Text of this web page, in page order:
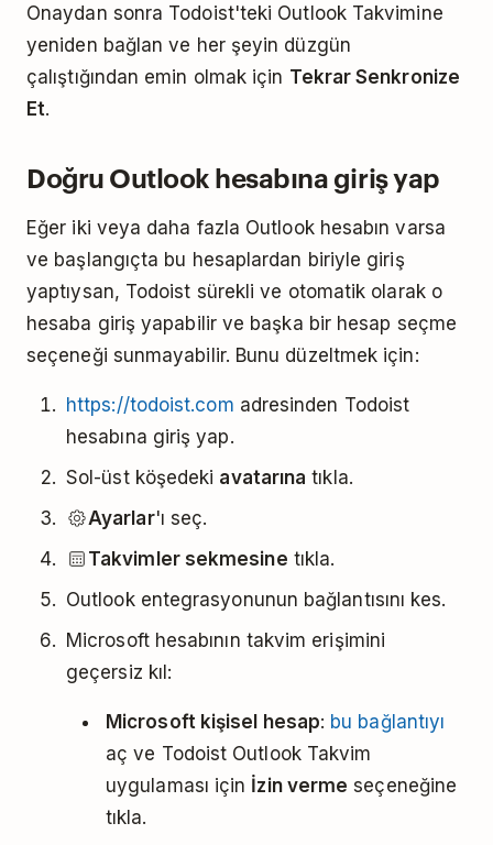
Onaydan sonra Todoist'teki Outlook Takvimine
yeniden bağlan ve her şeyin düzgün
çalıştığından emin olmak için Tekrar Senkronize
Et.
Doğru Outlook hesabına giriş yap
Eğer iki veya daha fazla Outlook hesabın varsa
ve başlangıçta bu hesaplardan biriyle giriş
yaptıysan, Todoist sürekli ve otomatik olarak o
hesaba giriş yapabilir ve başka bir hesap seçme
seçeneği sunmayabilir. Bunu düzeltmek için:
https://todoist.com adresinden Todoist
hesabına giriş yap.
Sol-üst köşedeki avatarına tıkla.
Ayarlar'ı seç.
Takvimler sekmesine tıkla.
Outlook entegrasyonunun bağlantısını kes.
Microsoft hesabının takvim erişimini
geçersiz kıl:
Microsoft kişisel hesap: bu bağlantıyı
aç ve Todoist Outlook Takvim
uygulaması için İzin verme seçeneğine
tıkla.